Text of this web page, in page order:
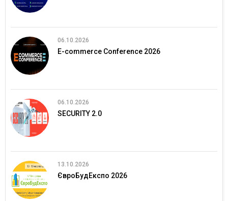
06.10.2026
E-commerce Conference 2026
06.10.2026
SECURITY 2.0
13.10.2026
ЄвроБудЕкспо 2026